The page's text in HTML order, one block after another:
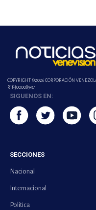
COPYRIGHT ©2026 CORPORACIÓN
Rif-j000089337
SIGUENOS EN:
SECCIONES
Nacional
Internacional
Política